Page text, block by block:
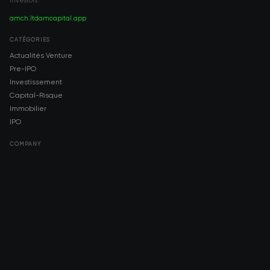
amch.ltdamcapital.app
CATÉGORIES
Actualités Venture
Pre-IPO
Investissement
Capital-Risque
Immobilier
IPO
COMPANY